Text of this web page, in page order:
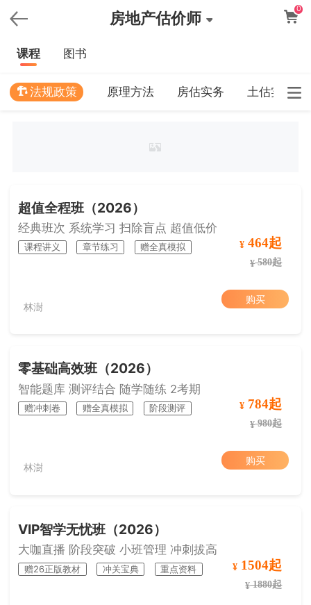
房地产估价师
0
课程 图书
法规政策 原理方法 房估实务 土估实务
超值全程班（2026）
经典班次 系统学习 扫除盲点 超值低价
课程讲义 章节练习 赠全真模拟
林澍
¥ 464起
¥580起
购买
零基础高效班（2026）
智能题库 测评结合 随学随练 2考期
赠冲刺卷 赠全真模拟 阶段测评
林澍
¥ 784起
¥980起
购买
VIP智学无忧班（2026）
大咖直播 阶段突破 小班管理 冲刺拔高
赠26正版教材 冲关宝典 重点资料 ¥ 1504起
¥1880起